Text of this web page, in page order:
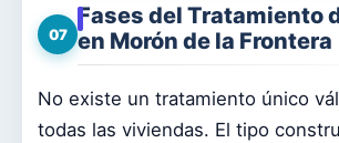
07
Fases del Tratamiento
en Morón de la Frontera
No existe un tratamiento único
todas las viviendas. El tipo